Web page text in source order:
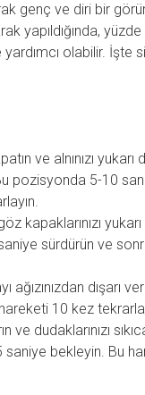
genç ve diri bir
yapıldığında, yüzde
yardımcı olabilir. İşte
ve alnınızı yukarı
Bu pozisyonda 5-10
kapaklarınızı
sürdürün ve
ağızınızdan dışarı
10 kez
ve dudaklarınızı
saniye bekleyin. Bu